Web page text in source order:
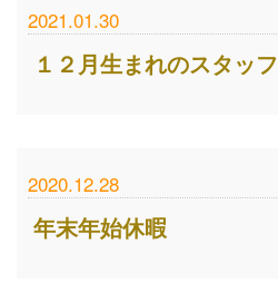
2021.01.30
１２月生まれのスタッフ
2020.12.28
年末年始休暇